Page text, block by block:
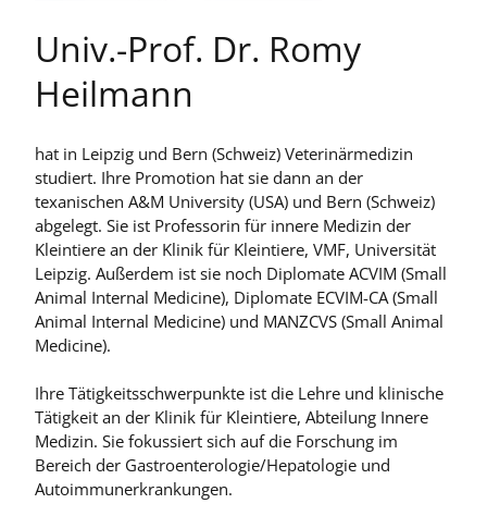
Univ.-Prof. Dr. Romy
Heilmann
hat in Leipzig und Bern (Schweiz) Veterinärmedizin
studiert. Ihre Promotion hat sie dann an der
texanischen A&M University (USA) und Bern (Schweiz)
abgelegt. Sie ist Professorin für innere Medizin der
Kleintiere an der Klinik für Kleintiere, VMF, Universität
Leipzig. Außerdem ist sie noch Diplomate ACVIM (Small
Animal Internal Medicine), Diplomate ECVIM-CA (Small
Animal Internal Medicine) und MANZCVS (Small Animal
Medicine).
Ihre Tätigkeitsschwerpunkte ist die Lehre und klinische
Tätigkeit an der Klinik für Kleintiere, Abteilung Innere
Medizin. Sie fokussiert sich auf die Forschung im
Bereich der Gastroenterologie/Hepatologie und
Autoimmunerkrankungen.